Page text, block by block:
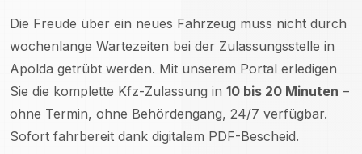
Die Freude über ein neues Fahrzeug muss nicht durch
wochenlange Wartezeiten bei der Zulassungsstelle in
Apolda getrübt werden. Mit unserem Portal erledigen
Sie die komplette Kfz-Zulassung in 10 bis 20 Minuten –
ohne Termin, ohne Behördengang, 24/7 verfügbar.
Sofort fahrbereit dank digitalem PDF-Bescheid.